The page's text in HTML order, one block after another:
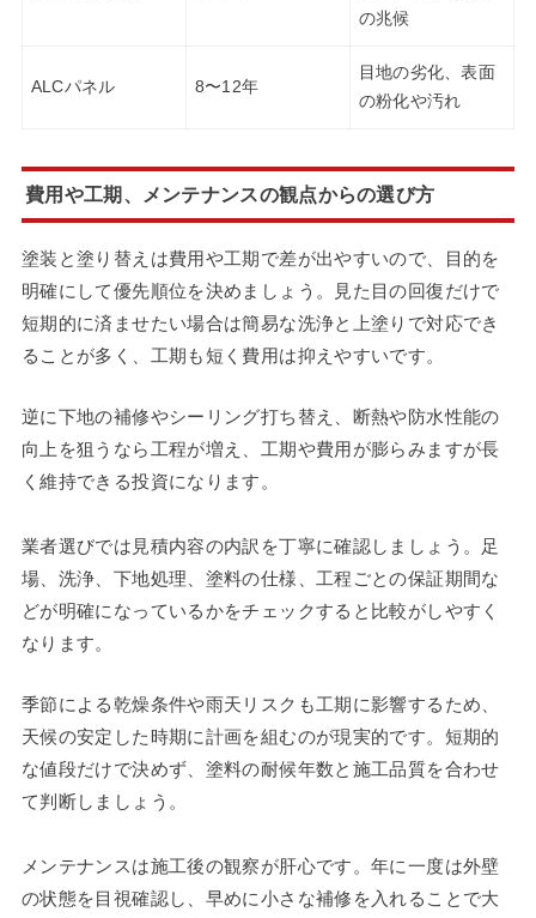
の兆候
ALCパネル 8〜12年
目地の劣化、表面
の粉化や汚れ
費用や工期、メンテナンスの観点からの選び方
塗装と塗り替えは費用や工期で差が出やすいので、目的を
明確にして優先順位を決めましょう。見た目の回復だけで
短期的に済ませたい場合は簡易な洗浄と上塗りで対応でき
ることが多く、工期も短く費用は抑えやすいです。
逆に下地の補修やシーリング打ち替え、断熱や防水性能の
向上を狙うなら工程が増え、工期や費用が膨らみますが長
く維持できる投資になります。
業者選びでは見積内容の内訳を丁寧に確認しましょう。足
場、洗浄、下地処理、塗料の仕様、工程ごとの保証期間な
どが明確になっているかをチェックすると比較がしやすく
なります。
季節による乾燥条件や雨天リスクも工期に影響するため、
天候の安定した時期に計画を組むのが現実的です。短期的
な値段だけで決めず、塗料の耐候年数と施工品質を合わせ
て判断しましょう。
メンテナンスは施工後の観察が肝心です。年に一度は外壁
の状態を目視確認し、早めに小さな補修を入れることで大